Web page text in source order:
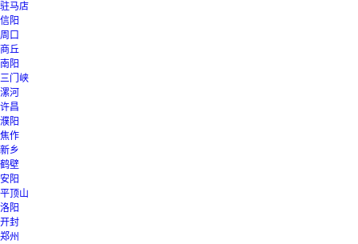
驻马店
信阳
周口
商丘
南阳
三门峡
漯河
许昌
濮阳
焦作
新乡
鹤壁
安阳
平顶山
洛阳
开封
郑州